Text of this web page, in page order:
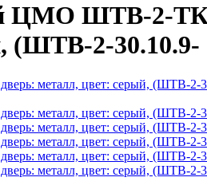
ЦМО ШТВ-2-
(ШТВ-2-30.10.9-